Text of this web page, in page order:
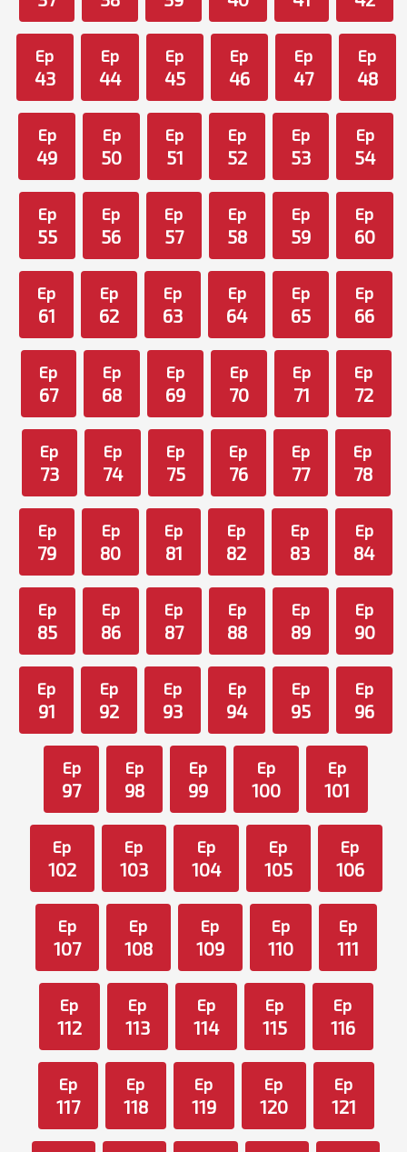
Ep
43
Ep
44
Ep
45
Ep
46
Ep
47
Ep
48
Ep
49
Ep
50
Ep
51
Ep
52
Ep
53
Ep
54
Ep
55
Ep
56
Ep
57
Ep
58
Ep
59
Ep
60
Ep
61
Ep
62
Ep
63
Ep
64
Ep
65
Ep
66
Ep
67
Ep
68
Ep
69
Ep
70
Ep
71
Ep
72
Ep
73
Ep
74
Ep
75
Ep
76
Ep
77
Ep
78
Ep
79
Ep
80
Ep
81
Ep
82
Ep
83
Ep
84
Ep
85
Ep
86
Ep
87
Ep
88
Ep
89
Ep
90
Ep
91
Ep
92
Ep
93
Ep
94
Ep
95
Ep
96
Ep
97
Ep
98
Ep
99
Ep
100
Ep
101
Ep
102
Ep
103
Ep
104
Ep
105
Ep
106
Ep
107
Ep
108
Ep
109
Ep
110
Ep
111
Ep
112
Ep
113
Ep
114
Ep
115
Ep
116
Ep
117
Ep
118
Ep
119
Ep
120
Ep
121